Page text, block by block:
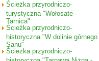
Ścieżka przyrodniczo-
turystyczna "Wołosate -
Tarnica"
Ścieżka przyrodniczo-
historyczna "W dolinie górnego
Sanu"
Ścieżka przyrodniczo-
historyczna "Tarnawa Niżna -